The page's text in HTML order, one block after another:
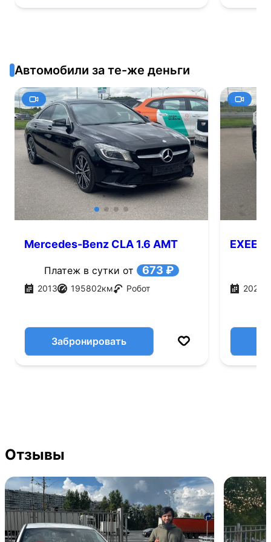
Автомобили за те-же деньги
Mercedes-Benz CLA 1.6 AMT
Платеж в сутки от 673 ₽
2013 195802км Робот
Забронировать
EXEED
2022
Отзывы